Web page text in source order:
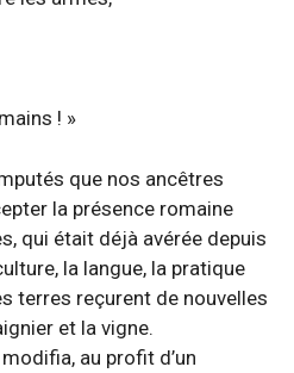
! »
que nos ancêtres
la présence romaine
qui était déjà avérée depuis
la langue, la pratique
terres reçurent de nouvelles
et la vigne.
au profit d’un